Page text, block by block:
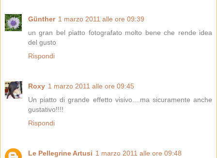
Günther 1 marzo 2011 alle ore 09:39
un gran bel piatto fotografato molto bene che rende idea
del gusto
Rispondi
Roxy 1 marzo 2011 alle ore 09:45
Un piatto di grande effetto visivo....ma sicuramente anche
gustativo!!!!
Rispondi
Le Pellegrine Artusi 1 marzo 2011 alle ore 09:48